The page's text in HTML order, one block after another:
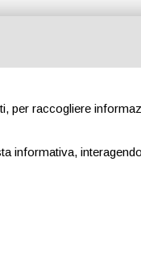
Formazione Riviste
per raccogliere
informativa,